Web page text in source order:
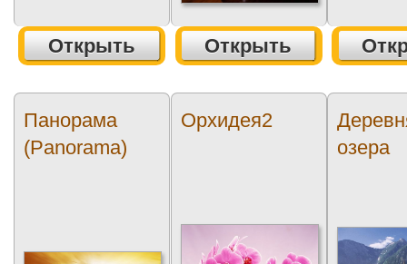
Открыть Открыть
Панорама
(Panorama)
Орхидея2
озера